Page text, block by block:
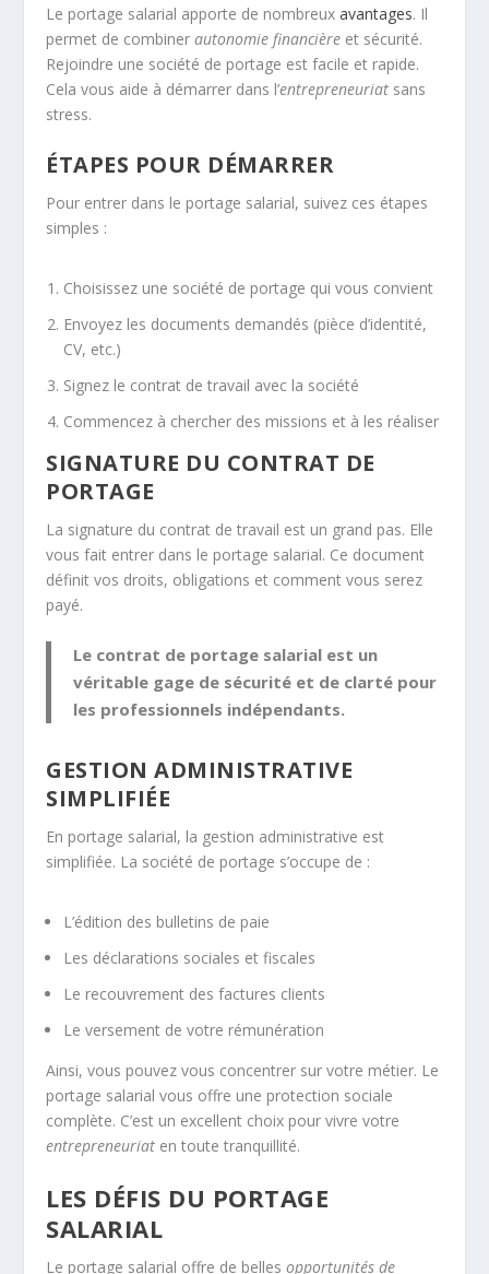
Le portage salarial apporte de nombreuxavantages. Il
permet de combinerautonomie financière et sécurité.
Rejoindre une société de portage est facile et rapide.
Cela vous aide à démarrer dans l’entrepreneuriat sans
stress.
ÉTAPES POUR DÉMARRER
Pour entrer dans le portage salarial, suivez ces étapes
simples :
Choisissez une société de portage qui vous convient
Envoyez les documents demandés (pièce d’identité,
CV, etc.)
Signez le contrat de travail avec la société
Commencez à chercher des missions et à les réaliser
SIGNATURE DU CONTRAT DE
PORTAGE
La signature du contrat de travail est un grand pas. Elle
vous fait entrer dans le portage salarial. Ce document
définit vos droits, obligations et comment vous serez
payé.
Le contrat de portage salarial est un
véritable gage de sécurité et de clarté pour
les professionnels indépendants.
GESTION ADMINISTRATIVE
SIMPLIFIÉE
En portage salarial, la gestion administrative est
simplifiée. La société de portage s’occupe de :
L’édition des bulletins de paie
Les déclarations sociales et fiscales
Le recouvrement des factures clients
Le versement de votre rémunération
Ainsi, vous pouvez vous concentrer sur votre métier. Le
portage salarial vous offre une protection sociale
complète. C’est un excellent choix pour vivre votre
entrepreneuriat en toute tranquillité.
LES DÉFIS DU PORTAGE
SALARIAL
Le portage salarial offre de bellesopportunités de